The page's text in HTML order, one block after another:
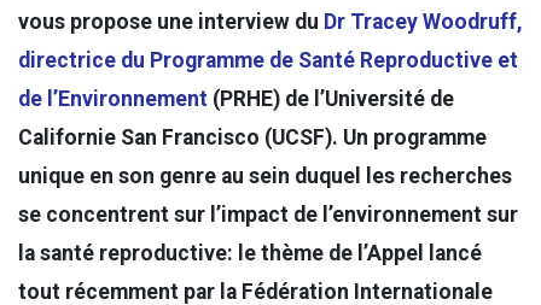
vous propose une interview du Dr Tracey Woodruff,
directrice du Programme de Santé Reproductive et
de l’Environnement (PRHE) de l’Université de
Californie San Francisco (UCSF). Un programme
unique en son genre au sein duquel les recherches
se concentrent sur l’impact de l’environnement sur
la santé reproductive: le thème de l’Appel lancé
tout récemment par la Fédération Internationale